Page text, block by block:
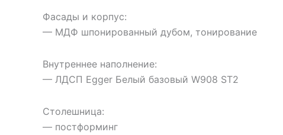
Фасады и корпус:
— МДФ шпонированный дубом, тонирование
Внутреннее наполнение:
— ЛДСП Egger Белый базовый W908 ST2
Столешница:
— постформинг